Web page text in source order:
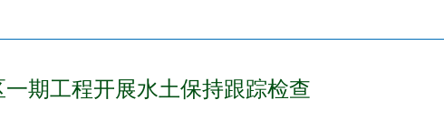
期工程开展水土保持跟踪检查